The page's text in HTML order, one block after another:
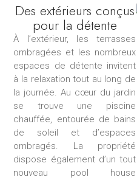
Des extérieurs conçus
pour la détente
À l’extérieur, les terrasses
ombragées et les nombreux
espaces de détente invitent
à la relaxation tout au long de
la journée. Au cœur du jardin
se trouve une piscine
chauffée, entourée de bains
de soleil et d’espaces
ombragés. La propriété
dispose également d’un tout
nouveau pool house